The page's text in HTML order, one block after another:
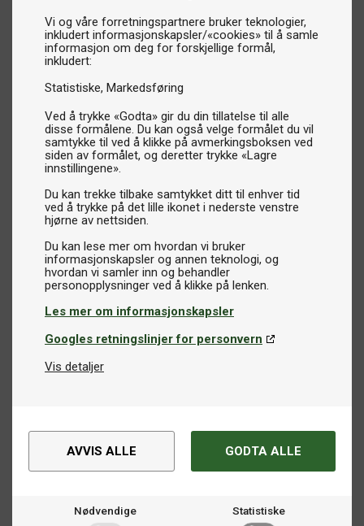
Vi og våre forretningspartnere bruker teknologier,
inkludert informasjonskapsler/«cookies» til å samle
informasjon om deg for forskjellige formål,
inkludert:
Statistiske Markedsføring
Ved å trykke «Godta» gir du din tillatelse til alle
disse formålene. Du kan også velge formålet du vil
samtykke til ved å klikke på avmerkingsboksen ved
siden av formålet, og deretter trykke «Lagre
innstillingene».
Du kan trekke tilbake samtykket ditt til enhver tid
ved å trykke på det lille ikonet i nederste venstre
hjørne av nettsiden.
Du kan lese mer om hvordan vi bruker
informasjonskapsler og annen teknologi, og
hvordan vi samler inn og behandler
Les mer om informasjonskapsler
Googles retningslinjer for personvern
Vis detaljer
AVVIS ALLE GODTA ALLE
Nødvendige Statistiske